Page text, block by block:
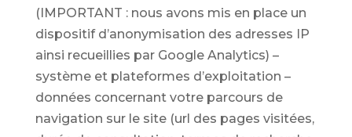
(IMPORTANT : nous avons mis en place un
dispositif d’anonymisation des adresses IP
ainsi recueillies par Google Analytics) –
système et plateformes d’exploitation –
données concernant votre parcours de
navigation sur le site (url des pages visitées,